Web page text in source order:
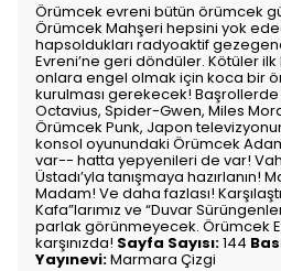
Örümcek evreni bütün örümcek
Örümcek Mahşeri hepsini yok
hapsoldukları radyoaktif
Evreni’ne geri döndüler. Kötüler ilk
onlara engel olmak için koca bir
kurulması gerekecek!
Octavius, Spider-Gwen, Miles
Örümcek Punk, Japon
konsol oyunundaki Örümcek
var-- hatta yepyenileri de var!
Üstadı’yla tanışmaya hazırlanın!
Madam! Ve daha fazlası!
Kafa”larımız ve “Duvar
parlak görünmeyecek. Örümcek
karşınızda! Sayfa Sayısı:144
Yayınevi:Marmara Çizgi